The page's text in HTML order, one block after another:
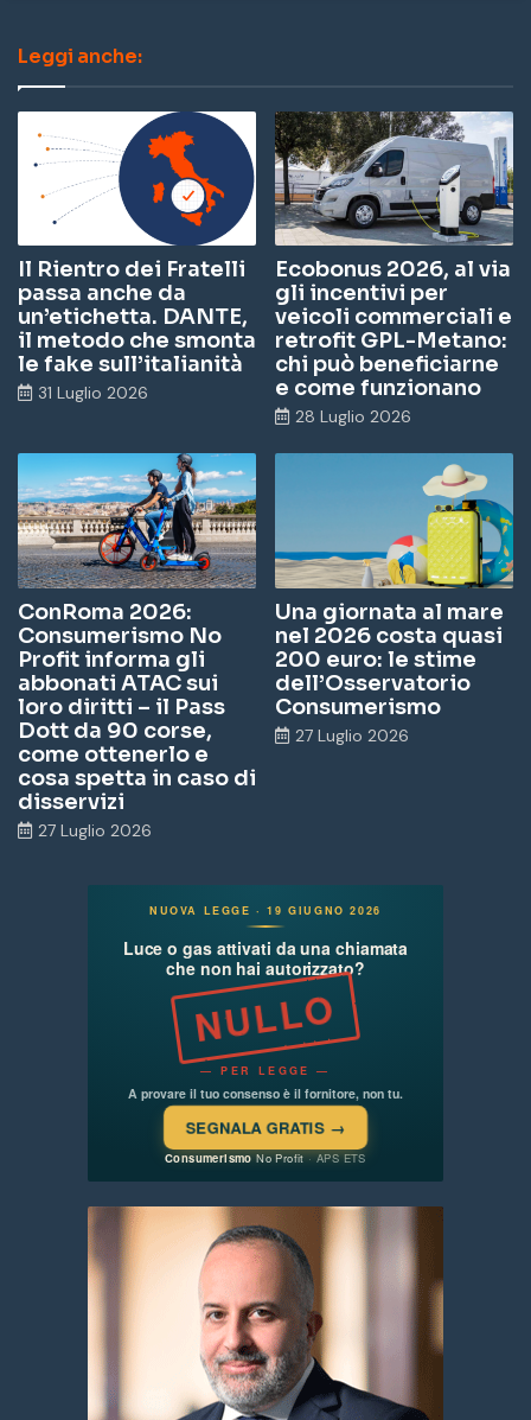
Leggi anche:
Il Rientro dei Fratelli
passa anche da
un’etichetta. DANTE,
il metodo che smonta
le fake sull’italianità
31 Luglio 2026
Ecobonus 2026, al via
gli incentivi per
veicoli commerciali e
retrofit GPL-Metano:
chi può beneficiarne
e come funzionano
28 Luglio 2026
ConRoma 2026:
Consumerismo No
Profit informa gli
abbonati ATAC sui
loro diritti – il Pass
Dott da 90 corse,
come ottenerlo e
cosa spetta in caso di
disservizi
27 Luglio 2026
Una giornata al mare
nel 2026 costa quasi
200 euro: le stime
dell’Osservatorio
Consumerismo
27 Luglio 2026